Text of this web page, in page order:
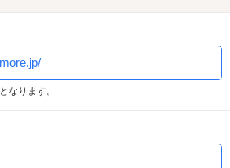
分！
ーチェンジより10分！
駅より徒歩5分！
線バイパス沿いの入り口にある大きなサ
ートメントや人気ボディウォッシュなどを
でお試しいただけます！
なります。